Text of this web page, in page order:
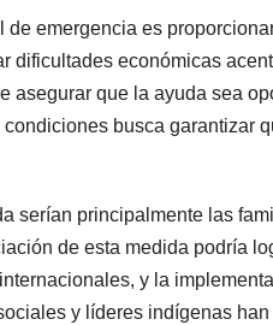
emergencia es
dificultades económicas
asegurar que la ayuda sea
busca garantizar
serían principalmente las
de esta medida podría
y la
y líderes indígenas